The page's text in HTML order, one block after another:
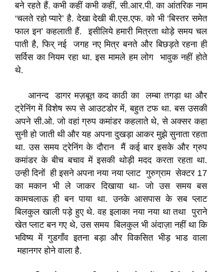
बने रहते हैं. कभी कहीं कभी कहीं, सी.आर.पी. का आंतरिक नाम
‘चलते रहो प्यारे’ है. देखा देखी बी.एस.एफ. को भी ‘बिस्तर समेत
फाल इन’ कहलाती हैं. इसीलिये हमारी मित्रता थोड़े समय चल
पाती है, फिर् नई जगह नए मित्र बनते और बिछड़ते रहना ही
सर्विस का नियम रहा था. इस मामले हम लोग भावुक नहीं होते
थे.
आनन्द डागर मज़बूत कद काठी का लम्बा तगड़ा था और
ट्रेनिंग में विशेष रूप से आउटडोर में, बहुत टफ था. बस उसकी
अपने सी.ओ. जो वहां ग्रुप कमांडर कहलाते थे, से अक्सर कहा
सुनी हो जाती थी और यह अपना दुखड़ा आकर मुझे सुनाता रहता
था. उस समय ट्रेनिंग के दौरान मैं कई बार इसके और ग्रुप
कमांडर के बीच बचाव में इसकी थोड़ी मदद करता रहता था.
उन्ही दिनों ही इसने अपना नया नया प्लाट गुरुग्राम सेक्टर 17
का मकान भी ले जाकर दिखाया था- जो उस समय बस
कामचलाऊ ही बन पाया था. उनके आसपास के सब प्लाट
बिलकुल खाली पड़े हुए थे. वह इलाका नया नया था तथा पुराने
खेत प्लाट बन गए थे, उस समय बिलकुल भी अंदाज़ा नहीं था कि
भविष्य में गुडगाँव इतना बड़ा और विकसित भीड़ भाड वाला
महानगर होने वाला है.